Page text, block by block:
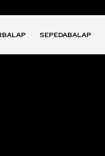
SEPEDABALAP